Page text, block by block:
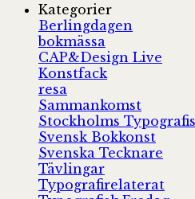
Kategorier
Berlingdagen
bokmässa
CAP&Design Live
Konstfack
resa
Sammankomst
Stockholms
Svensk Bokkonst
Svenska Tecknare
Tävlingar
Typografirelaterat